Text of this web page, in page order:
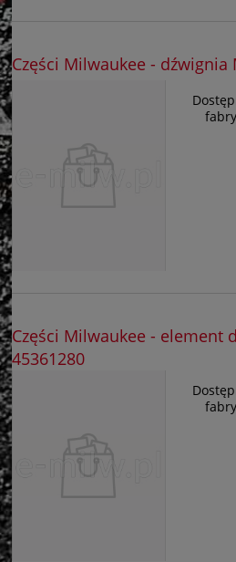
Części Milwaukee - dźwignia
Części Milwaukee - element
45361280